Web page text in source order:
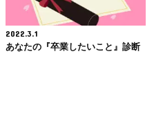
2022.3.1
あなたの『卒業したいこと』診断